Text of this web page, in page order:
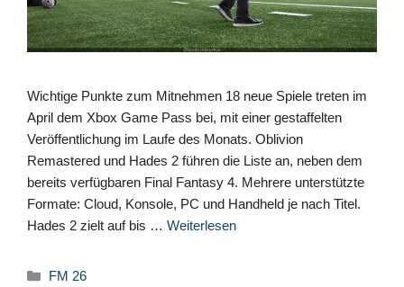
Wichtige Punkte zum Mitnehmen 18 neue Spiele treten im
April dem Xbox Game Pass bei, mit einer gestaffelten
Veröffentlichung im Laufe des Monats. Oblivion
Remastered und Hades 2 führen die Liste an, neben dem
bereits verfügbaren Final Fantasy 4. Mehrere unterstützte
Formate: Cloud, Konsole, PC und Handheld je nach Titel.
Hades 2 zielt auf bis … Weiterlesen
Kategorien
FM 26